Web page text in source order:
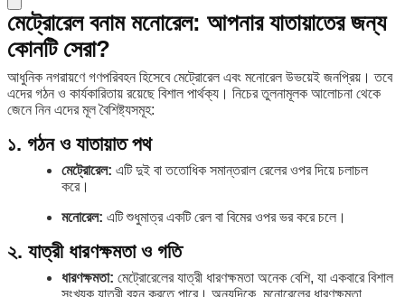
মেট্রোরেল বনাম মনোরেল: আপনার যাতায়াতের জন্য
কোনটি সেরা?
আধুনিক নগরায়ণে গণপরিবহন হিসেবে মেট্রোরেল এবং মনোরেল উভয়েই জনপ্রিয়। তবে
এদের গঠন ও কার্যকারিতায় রয়েছে বিশাল পার্থক্য। নিচের তুলনামূলক আলোচনা থেকে
জেনে নিন এদের মূল বৈশিষ্ট্যসমূহ:
১. গঠন ও যাতায়াত পথ
মেট্রোরেল: এটি দুই বা ততোধিক সমান্তরাল রেলের ওপর দিয়ে চলাচল
করে।
মনোরেল: এটি শুধুমাত্র একটি রেল বা বিমের ওপর ভর করে চলে।
২. যাত্রী ধারণক্ষমতা ও গতি
ধারণক্ষমতা: মেট্রোরেলের যাত্রী ধারণক্ষমতা অনেক বেশি, যা একবারে বিশাল